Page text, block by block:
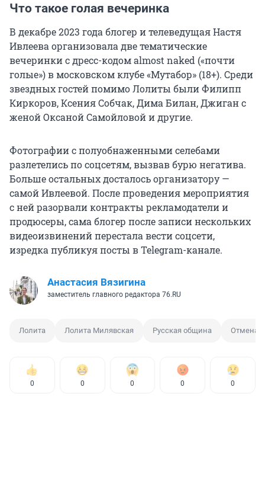
Что такое голая вечеринка
В декабре 2023 года блогер и телеведущая Настя
Ивлеева организовала две тематические
вечеринки с дресс-кодом almost naked («почти
голые») в московском клубе «Мутабор» (18+). Среди
звездных гостей помимо Лолиты были Филипп
Киркоров, Ксения Собчак, Дима Билан, Джиган с
женой Оксаной Самойловой и другие.
Фотографии с полуобнаженными селебами
разлетелись по соцсетям, вызвав бурю негатива.
Больше остальных досталось организатору —
самой Ивлеевой. После проведения мероприятия
с ней разорвали контракты рекламодатели и
продюсеры, сама блогер после записи нескольких
видеоизвинений перестала вести соцсети,
изредка публикуя посты в Telegram-канале.
Анастасия Вязигина
заместитель главного редактора 76.RU
Лолита Лолита Милявская Русская община Отмена
0 0 0 0 0